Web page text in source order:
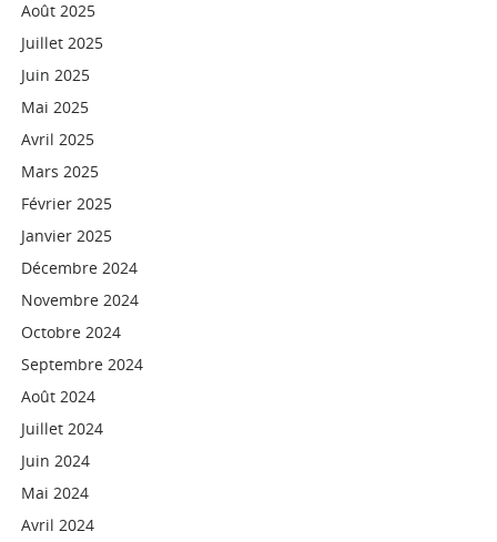
Août 2025
Juillet 2025
Juin 2025
Mai 2025
Avril 2025
Mars 2025
Février 2025
Janvier 2025
Décembre 2024
Novembre 2024
Octobre 2024
Septembre 2024
Août 2024
Juillet 2024
Juin 2024
Mai 2024
Avril 2024